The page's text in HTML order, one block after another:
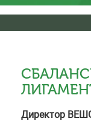
Директор